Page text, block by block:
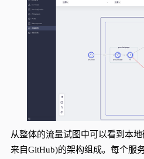
从整体的流量试图中可以看到本
来自GitHub)的架构组成。每个服